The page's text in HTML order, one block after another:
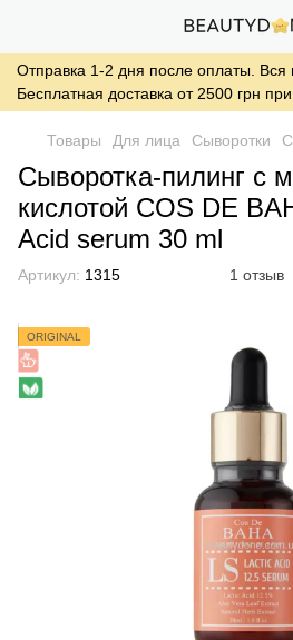
Отправка 1-2 дня после оплаты. Вся
Бесплатная доставка от 2500 грн
Товары Для лица Сыворотки
Сыворотка-пилинг с
кислотой COS DE
Acid serum 30 ml
Артикул: 1315 1 отзыв
ORIGINAL